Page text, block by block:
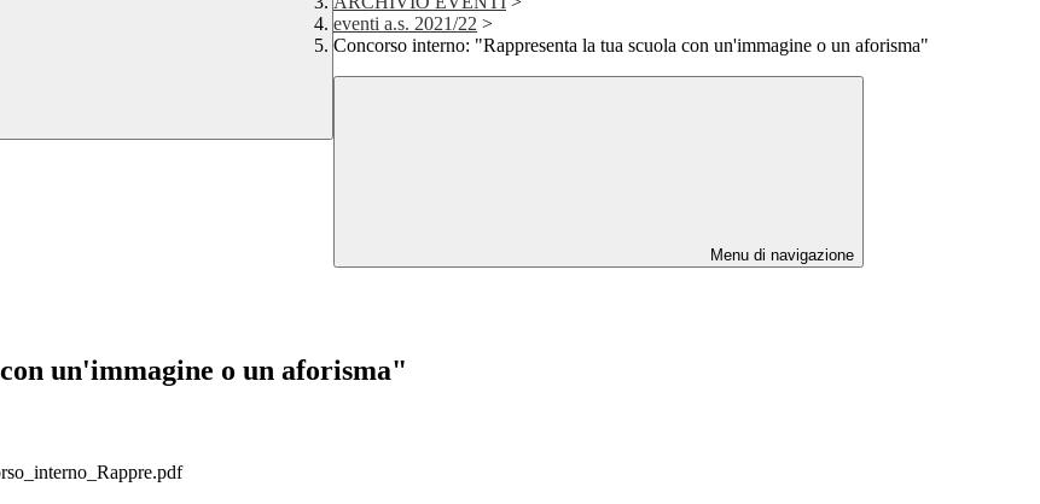
eventi a.s. 2021/22 >
Concorso interno: "Rappresenta la tua scuola con un'immagine o un aforisma"
Menu di navigazione
un'immagine o un aforisma"